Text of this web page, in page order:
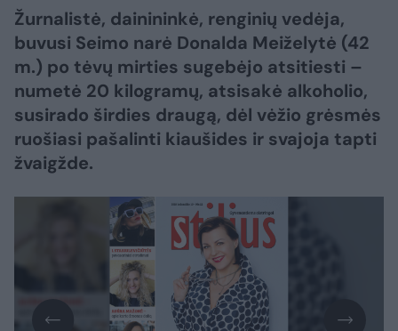
Žurnalistė, dainininkė, renginių vedėja,
buvusi Seimo narė Donalda Meiželytė (42
m.) po tėvų mirties sugebėjo atsitiesti –
numetė 20 kilogramų, atsisakė alkoholio,
susirado širdies draugą, dėl vėžio grėsmės
ruošiasi pašalinti kiaušides ir svajoja tapti
žvaigžde.